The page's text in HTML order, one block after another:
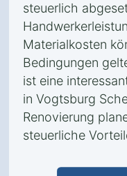
steuerlich
Materialkosten
Bedingungen
ist eine
in Vogtsburg
Renovierung
steuerliche